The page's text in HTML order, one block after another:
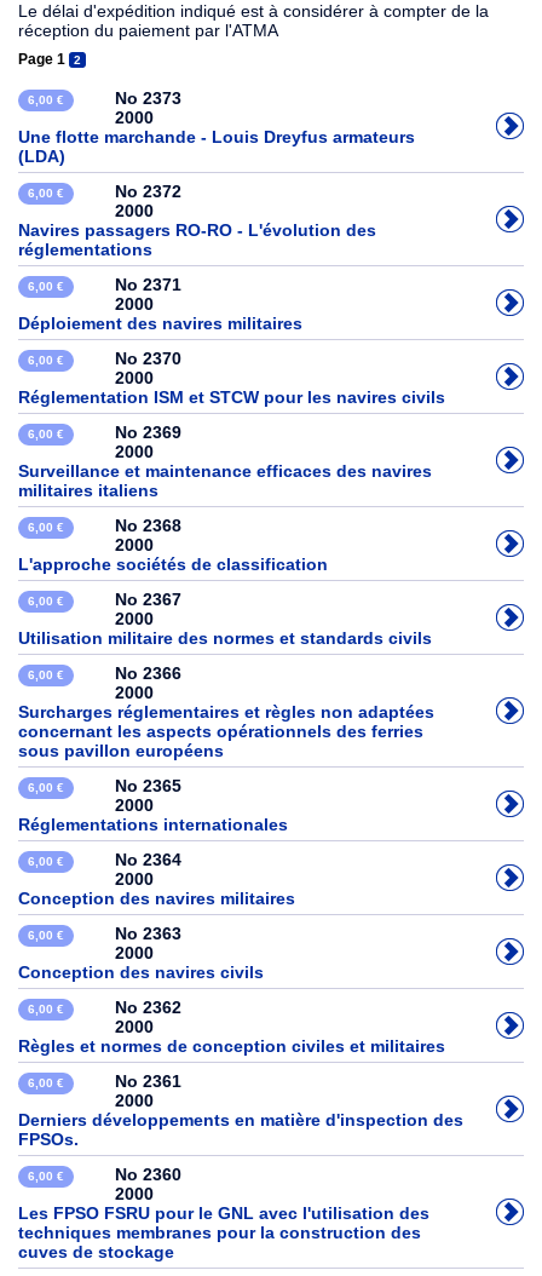
Le délai d'expédition indiqué est à considérer à compter de la
réception du paiement par l'ATMA
Page 1 2
6,00 €
No 2373
2000
Une flotte marchande - Louis Dreyfus armateurs
(LDA)
6,00 €
No 2372
2000
Navires passagers RO-RO - L'évolution des
réglementations
6,00 €
No 2371
2000
Déploiement des navires militaires
6,00 €
No 2370
2000
Réglementation ISM et STCW pour les navires civils
6,00 €
No 2369
2000
Surveillance et maintenance efficaces des navires
militaires italiens
6,00 €
No 2368
2000
L'approche sociétés de classification
6,00 €
No 2367
2000
Utilisation militaire des normes et standards civils
6,00 €
No 2366
2000
Surcharges réglementaires et règles non adaptées
concernant les aspects opérationnels des ferries
sous pavillon européens
6,00 €
No 2365
2000
Réglementations internationales
6,00 €
No 2364
2000
Conception des navires militaires
6,00 €
No 2363
2000
Conception des navires civils
6,00 €
No 2362
2000
Règles et normes de conception civiles et militaires
6,00 €
No 2361
2000
Derniers développements en matière d'inspection des
FPSOs.
6,00 €
No 2360
2000
Les FPSO FSRU pour le GNL avec l'utilisation des
techniques membranes pour la construction des
cuves de stockage